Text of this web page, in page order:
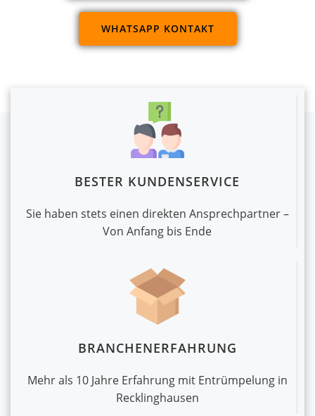
WHATSAPP KONTAKT
BESTER KUNDENSERVICE
Sie haben stets einen direkten Ansprechpartner –
Von Anfang bis Ende
BRANCHENERFAHRUNG
Mehr als 10 Jahre Erfahrung mit Entrümpelung in
Recklinghausen